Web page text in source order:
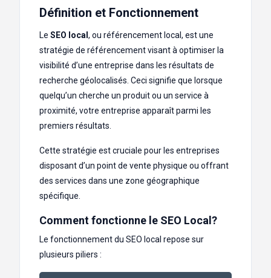
Définition et Fonctionnement
Le SEO local , ou référencement local, est une
stratégie de référencement visant à optimiser la
visibilité d’une entreprise dans les résultats de
recherche géolocalisés. Ceci signifie que lorsque
quelqu’un cherche un produit ou un service à
proximité, votre entreprise apparaît parmi les
premiers résultats.
Cette stratégie est cruciale pour les entreprises
disposant d’un point de vente physique ou offrant
des services dans une zone géographique
spécifique.
Comment fonctionne le SEO Local?
Le fonctionnement du SEO local repose sur
plusieurs piliers :